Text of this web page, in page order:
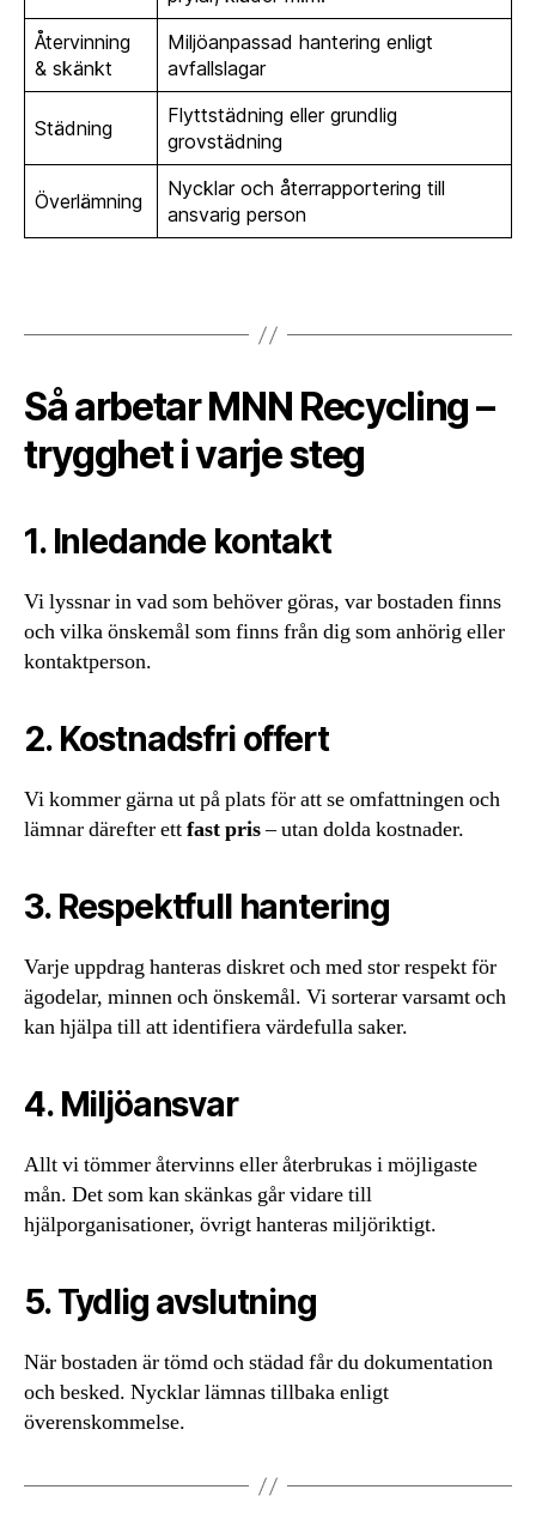
Återvinning
& skänkt
Miljöanpassad hantering enligt
avfallslagar
Städning
Flyttstädning eller grundlig
grovstädning
Överlämning
Nycklar och återrapportering till
ansvarig person
Så arbetar MNN Recycling –
trygghet i varje steg
1. Inledande kontakt
Vi lyssnar in vad som behöver göras, var bostaden finns
och vilka önskemål som finns från dig som anhörig eller
kontaktperson.
2. Kostnadsfri offert
Vi kommer gärna ut på plats för att se omfattningen och
lämnar därefter ettfast pris– utan dolda kostnader.
3. Respektfull hantering
Varje uppdrag hanteras diskret och med stor respekt för
ägodelar, minnen och önskemål. Vi sorterar varsamt och
kan hjälpa till att identifiera värdefulla saker.
4. Miljöansvar
Allt vi tömmer återvinns eller återbrukas i möjligaste
mån. Det som kan skänkas går vidare till
hjälporganisationer, övrigt hanteras miljöriktigt.
5. Tydlig avslutning
När bostaden är tömd och städad får du dokumentation
och besked. Nycklar lämnas tillbaka enligt
överenskommelse.